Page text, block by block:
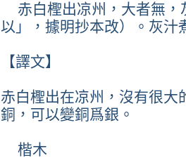
赤白檉出凉州，大者無，
以」，據明抄本改）。灰汁
【譯文】
赤白檉出在凉州，沒有很大
銅，可以變銅爲銀。
楷木